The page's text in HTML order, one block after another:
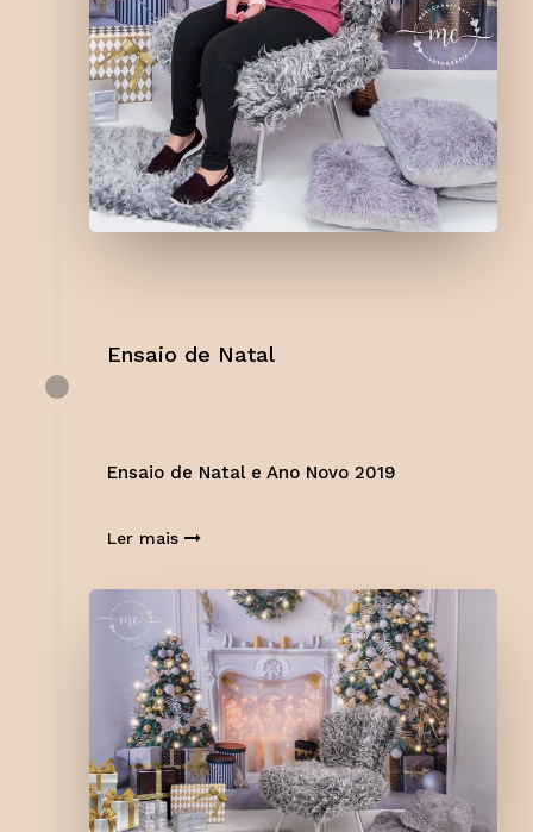
Ensaio de Natal
Ensaio de Natal e Ano Novo 2019
Ler mais